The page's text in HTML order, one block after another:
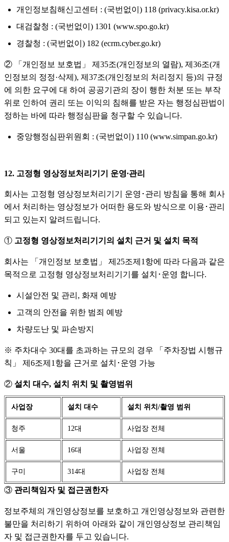
개인정보침해신고센터 : (국번없이) 118 (privacy.kisa.or.kr)
대검찰청 : (국번없이) 1301 (www.spo.go.kr)
경찰청 : (국번없이) 182 (ecrm.cyber.go.kr)
② 「개인정보 보호법」 제35조(개인정보의 열람), 제36조(개
인정보의 정정·삭제), 제37조(개인정보의 처리정지 등)의 규정
에 의한 요구에 대 하여 공공기관의 장이 행한 처분 또는 부작
위로 인하여 권리 또는 이익의 침해를 받은 자는 행정심판법이
정하는 바에 따라 행정심판을 청구할 수 있습니다.
중앙행정심판위원회 : (국번없이) 110 (www.simpan.go.kr)
12. 고정형 영상정보처리기기 운영∙관리
회사는 고정형 영상정보처리기기 운영･관리 방침을 통해 회사
에서 처리하는 영상정보가 어떠한 용도와 방식으로 이용･관리
되고 있는지 알려드립니다.
① 고정형 영상정보처리기기의 설치 근거 및 설치 목적
회사는 「개인정보 보호법」 제25조제1항에 따라 다음과 같은
목적으로 고정형 영상정보처리기기를 설치･운영 합니다.
시설안전 및 관리, 화재 예방
고객의 안전을 위한 범죄 예방
차량도난 및 파손방지
※ 주차대수 30대를 초과하는 규모의 경우 「주차장법 시행규
칙」 제6조제1항을 근거로 설치･운영 가능
② 설치 대수, 설치 위치 및 촬영범위
사업장 설치 대수 설치 위치/촬영 범위
청주 12대 사업장 전체
서울 16대 사업장 전체
구미 314대 사업장 전체
③ 관리책임자 및 접근권한자
정보주체의 개인영상정보를 보호하고 개인영상정보와 관련한
불만을 처리하기 위하여 아래와 같이 개인영상정보 관리책임
자 및 접근권한자를 두고 있습니다.